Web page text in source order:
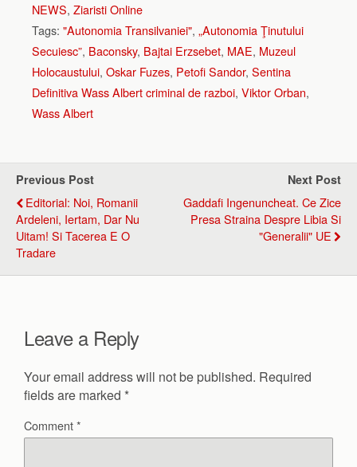
NEWS, Ziaristi Online
Tags: "Autonomia Transilvaniei", „Autonomia Ţinutului
Secuiesc”, Baconsky, Bajtai Erzsebet, MAE, Muzeul
Holocaustului, Oskar Fuzes, Petofi Sandor, Sentina
Definitiva Wass Albert criminal de razboi, Viktor Orban,
Wass Albert
Previous Post
Editorial: Noi, Romanii
Ardeleni, Iertam, Dar Nu
Uitam! Si Tacerea E O
Tradare
Next Post
Gaddafi Ingenuncheat. Ce Zice
Presa Straina Despre Libia Si
"generalii" UE
Leave a Reply
Your email address will not be published. Required
fields are marked *
Comment*